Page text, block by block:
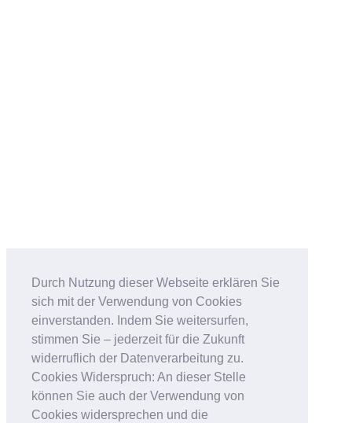
Durch Nutzung dieser Webseite erklären Sie
sich mit der Verwendung von Cookies
einverstanden. Indem Sie weitersurfen,
stimmen Sie – jederzeit für die Zukunft
widerruflich der Datenverarbeitung zu.
Cookies Widerspruch: An dieser Stelle
können Sie auch der Verwendung von
Cookies widersprechen und die